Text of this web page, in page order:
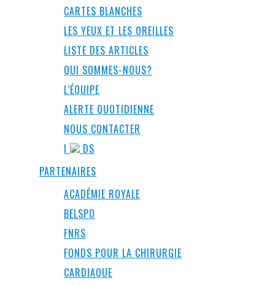
CARTES BLANCHES
LES YEUX ET LES OREILLES
LISTE DES ARTICLES
QUI SOMMES-NOUS?
L’ÉQUIPE
ALERTE QUOTIDIENNE
NOUS CONTACTER
I
DS
PARTENAIRES
ACADÉMIE ROYALE
BELSPO
FNRS
FONDS POUR LA CHIRURGIE
CARDIAQUE